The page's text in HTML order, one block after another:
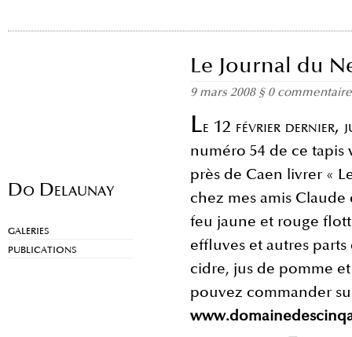
Do Delaunay
GALERIES
PUBLICATIONS
Le Journal du
9 mars 2008 § 0 commentaire
Le 12 février dernier,
numéro 54 de ce
près de Caen livrer «
chez mes amis
feu jaune et rouge
effluves et autres
cidre, jus de pomme
pouvez commander